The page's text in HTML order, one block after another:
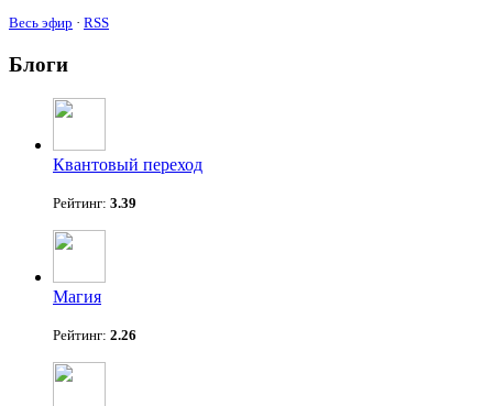
Весь эфир · RSS
Блоги
Квантовый переход
Рейтинг: 3.39
Магия
Рейтинг: 2.26